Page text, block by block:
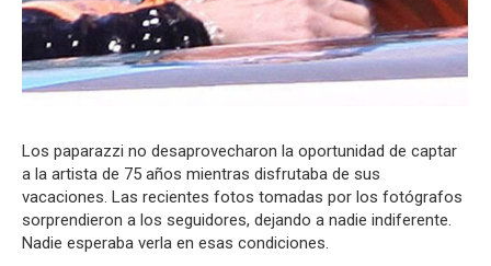
Los paparazzi no desaprovecharon la oportunidad de captar
a la artista de 75 años mientras disfrutaba de sus
vacaciones. Las recientes fotos tomadas por los fotógrafos
sorprendieron a los seguidores, dejando a nadie indiferente.
Nadie esperaba verla en esas condiciones.